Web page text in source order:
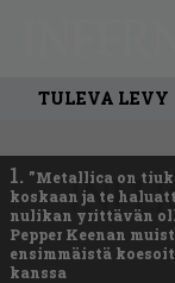
TULEVA LEVY
1. ”Metallica on
koskaan ja te
nulikan yrittävän
Pepper Keenan
ensimmäistä
kanssa